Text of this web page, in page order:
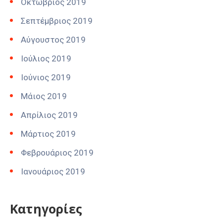
Οκτώβριος 2019
Σεπτέμβριος 2019
Αύγουστος 2019
Ιούλιος 2019
Ιούνιος 2019
Μάιος 2019
Απρίλιος 2019
Μάρτιος 2019
Φεβρουάριος 2019
Ιανουάριος 2019
Kατηγορίες